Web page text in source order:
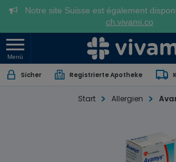
Notre site Suisse est également
ch.vivami.co
Menü
Sicher Registrierte Apotheke
Start Allergien